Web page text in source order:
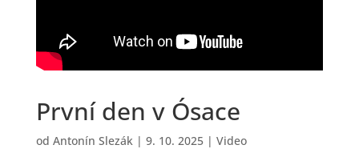
První den v Ósace
od Antonín Slezák| 9. 10. 2025| Video